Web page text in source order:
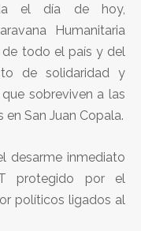
el día de hoy,
Humanitaria
todo el país y del
de solidaridad y
sobreviven a las
San Juan Copala.
desarme inmediato
protegido por el
políticos ligados al